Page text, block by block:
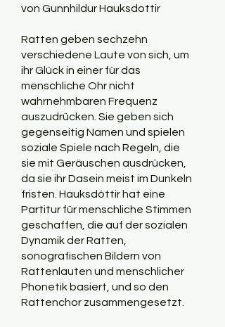
von Gunnhildur Hauksdottir
Ratten geben sechzehn
verschiedene Laute von sich, um
ihr Glück in einer für das
menschliche Ohr nicht
wahrnehmbaren Frequenz
auszudrücken. Sie geben sich
gegenseitig Namen und spielen
soziale Spiele nach Regeln, die
sie mit Geräuschen ausdrücken,
da sie ihr Dasein meist im Dunkeln
fristen. Hauksdóttir hat eine
Partitur für menschliche Stimmen
geschaffen, die auf der sozialen
Dynamik der Ratten,
sonografischen Bildern von
Rattenlauten und menschlicher
Phonetik basiert, und so den
Rattenchor zusammengesetzt.